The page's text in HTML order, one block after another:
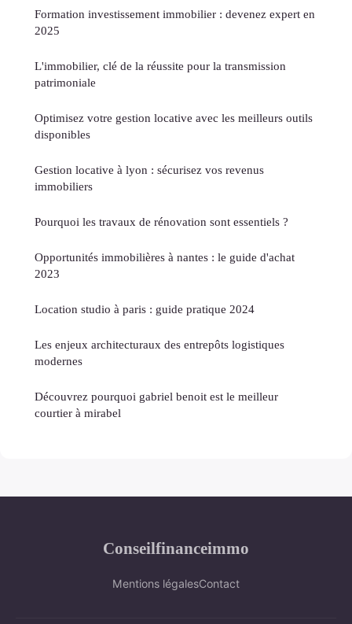
Formation investissement immobilier : devenez expert en
2025
L'immobilier, clé de la réussite pour la transmission
patrimoniale
Optimisez votre gestion locative avec les meilleurs outils
disponibles
Gestion locative à lyon : sécurisez vos revenus
immobiliers
Pourquoi les travaux de rénovation sont essentiels ?
Opportunités immobilières à nantes : le guide d'achat
2023
Location studio à paris : guide pratique 2024
Les enjeux architecturaux des entrepôts logistiques
modernes
Découvrez pourquoi gabriel benoit est le meilleur
courtier à mirabel
Conseilfinanceimmo
Mentions légalesContact